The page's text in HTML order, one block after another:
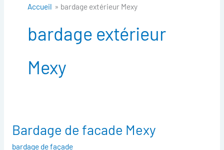
Accueil bardage extérieur Mexy
bardage extérieur
Mexy
Bardage de facade Mexy
bardage de façade
Bardage